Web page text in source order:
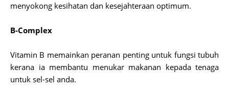
menyokong kesihatan dan kesejahteraan optimum.
B-Complex
Vitamin B memainkan peranan penting untuk fungsi tubuh
kerana ia membantu menukar makanan kepada tenaga
untuk sel-sel anda.